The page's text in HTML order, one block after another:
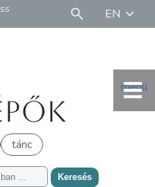
EN
menü
tánc
Keresés